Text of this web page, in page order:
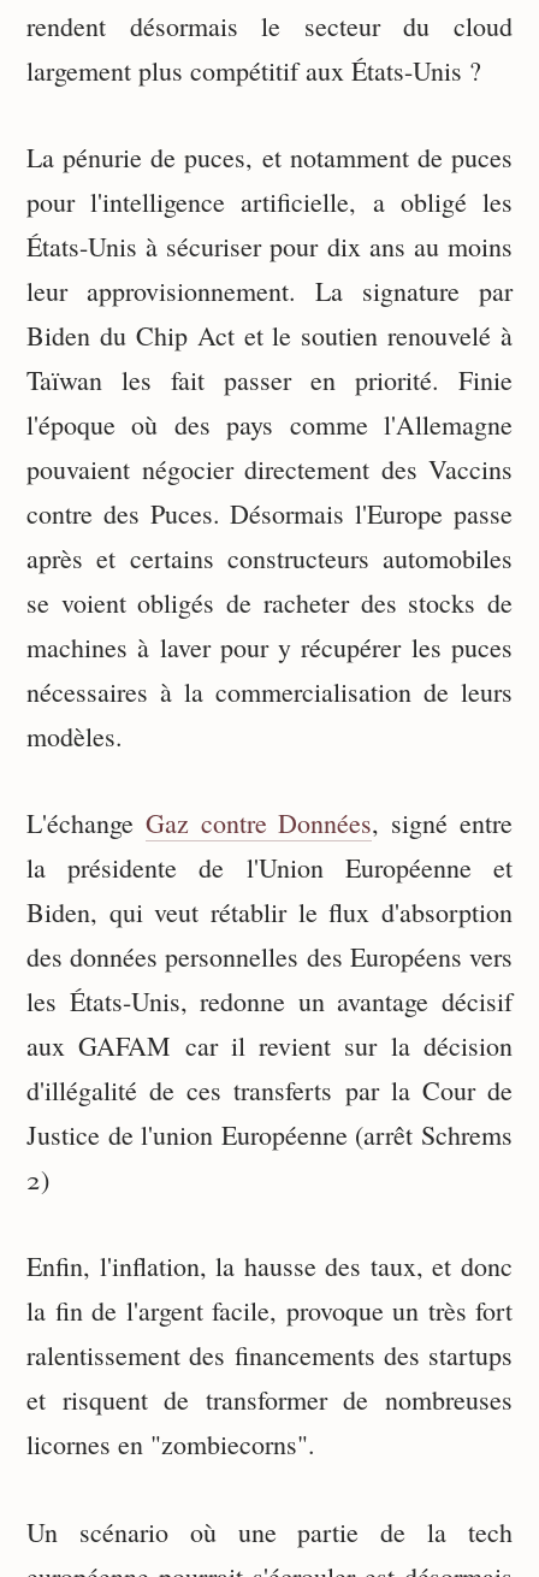
rendent désormais le secteur du cloud
largement plus compétitif aux États-Unis ?
La pénurie de puces, et notamment de puces
pour l'intelligence artificielle, a obligé les
États-Unis à sécuriser pour dix ans au moins
leur approvisionnement. La signature par
Biden du Chip Act et le soutien renouvelé à
Taïwan les fait passer en priorité. Finie
l'époque où des pays comme l'Allemagne
pouvaient négocier directement des Vaccins
contre des Puces. Désormais l'Europe passe
après et certains constructeurs automobiles
se voient obligés de racheter des stocks de
machines à laver pour y récupérer les puces
nécessaires à la commercialisation de leurs
modèles.
L'échange Gaz contre Données, signé entre
la présidente de l'Union Européenne et
Biden, qui veut rétablir le flux d'absorption
des données personnelles des Européens vers
les États-Unis, redonne un avantage décisif
aux GAFAM car il revient sur la décision
d'illégalité de ces transferts par la Cour de
Justice de l'union Européenne (arrêt Schrems
2)
Enfin, l'inflation, la hausse des taux, et donc
la fin de l'argent facile, provoque un très fort
ralentissement des financements des startups
et risquent de transformer de nombreuses
licornes en "zombiecorns".
Un scénario où une partie de la tech